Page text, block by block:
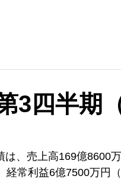
3四半期
、売上高169億8600
経常利益6億7500万円